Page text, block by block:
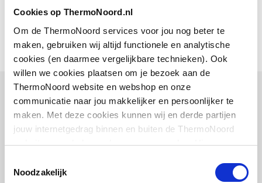
Cookies op ThermoNoord.nl
Om de ThermoNoord services voor jou nog beter te
maken, gebruiken wij altijd functionele en analytische
cookies (en daarmee vergelijkbare technieken). Ook
willen we cookies plaatsen om je bezoek aan de
ThermoNoord website en webshop en onze
communicatie naar jou makkelijker en persoonlijker te
maken. Met deze cookies kunnen wij en derde partijen
jouw internetgedrag binnen en buiten de ThermoNoord
website en webshop volgen en verzamelen. Hiermee
communicatie aan jouw interesses aan. We slaan je
Noodzakelijk
Geschikt voor kokend
water
Nee
Incl. grepen Ja
KIWA-keur Nee
Kraan inklapbaar
(bajonet)
Ja
Bijpassende artikelen
Vaak samen gekocht